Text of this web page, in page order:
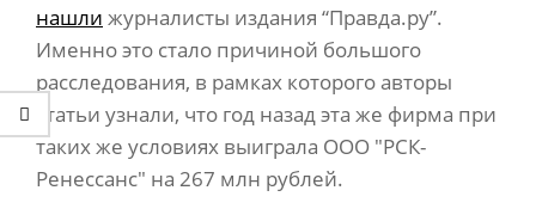
нашли журналисты издания “Правда.ру”.
Именно это стало причиной большого
расследования, в рамках которого авторы
статьи узнали, что год назад эта же фирма при
таких же условиях выиграла ООО "РСК-
Ренессанс" на 267 млн рублей.